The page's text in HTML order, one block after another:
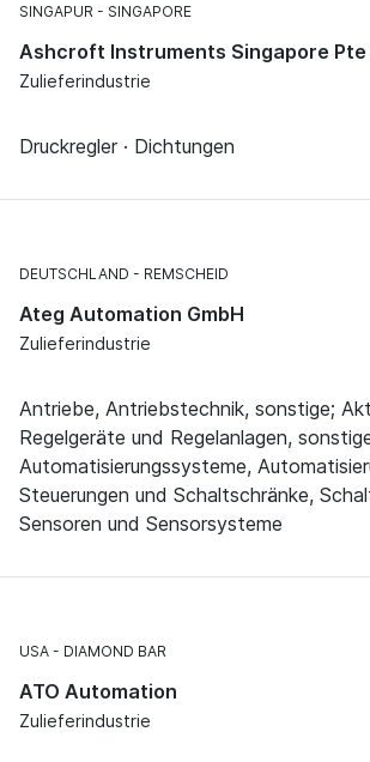
SINGAPUR SINGAPORE
Ashcroft Instruments Singapore Pte
Zulieferindustrie
Druckregler · Dichtungen
DEUTSCHLAND REMSCHEID
Ateg Automation GmbH
Zulieferindustrie
Antriebe, Antriebstechnik, sonstige;
Regelgeräte und Regelanlagen,
Automatisierungssysteme,
Steuerungen und Schaltschränke,
Sensoren und Sensorsysteme
USA DIAMOND BAR
ATO Automation
Zulieferindustrie